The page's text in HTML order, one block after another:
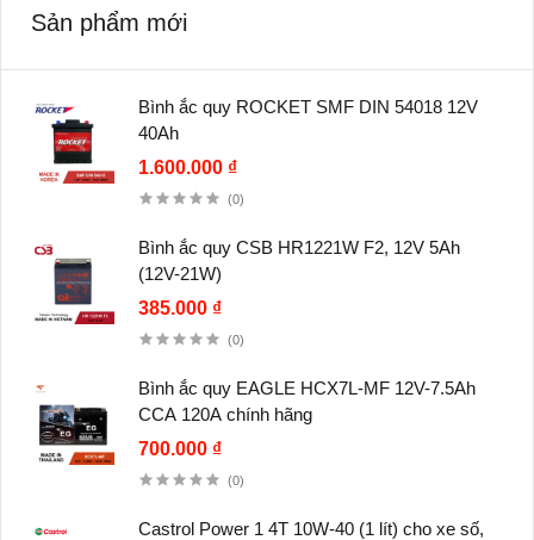
Sản phẩm mới
Bình ắc quy ROCKET SMF DIN 54018 12V
40Ah
1.600.000 ₫
(0)
Bình ắc quy CSB HR1221W F2, 12V 5Ah
(12V-21W)
385.000 ₫
(0)
Bình ắc quy EAGLE HCX7L-MF 12V-7.5Ah
CCA 120A chính hãng
700.000 ₫
(0)
Castrol Power 1 4T 10W-40 (1 lít) cho xe số,